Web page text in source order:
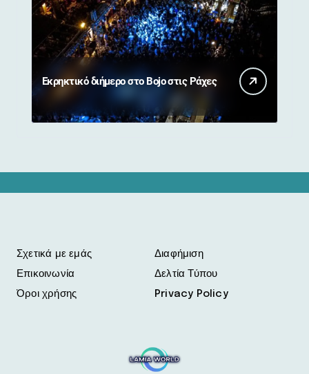
Εκρηκτικό διήμερο στο Bojo στις Ράχες
Σχετικά με εμάς
Επικοινωνία
Όροι χρήσης
Διαφήμιση
Δελτία Τύπου
Privacy Policy